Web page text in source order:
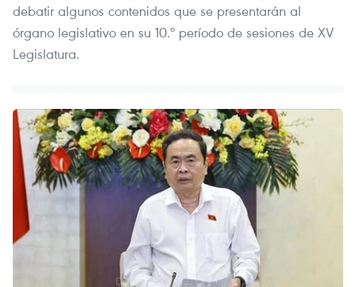
debatir algunos contenidos que se presentarán al
órgano legislativo en su 10.º período de sesiones de XV
Legislatura.